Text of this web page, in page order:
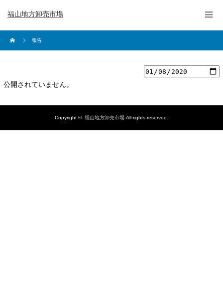
福山地方卸売市場
報告
公開されていません。
Copyright © 福山地方卸売市場 All rights reserved.